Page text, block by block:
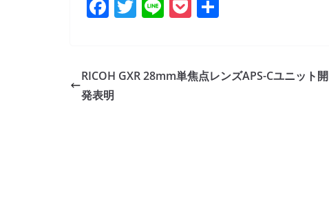
F
e
b
T
er
Li P
et
RICOH GXR 28mm単焦点レンズAPS-Cユニット開
発表明